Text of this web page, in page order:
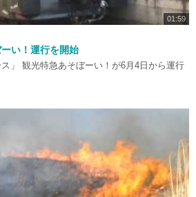
01:59
い！運行を開始
ス」 観光特急あそぼーい！が6月4日から運行